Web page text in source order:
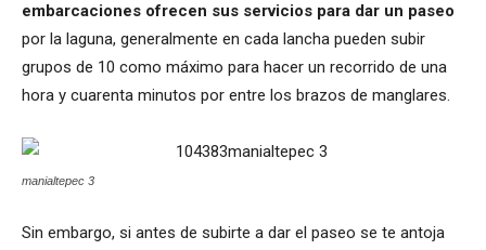
embarcaciones ofrecen sus servicios para dar un paseo
por la laguna, generalmente en cada lancha pueden subir
grupos de 10 como máximo para hacer un recorrido de una
hora y cuarenta minutos por entre los brazos de manglares.
manialtepec 3
Sin embargo, si antes de subirte a dar el paseo se te antoja